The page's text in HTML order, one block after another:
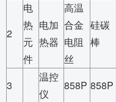
2
电
热
元
件
电加
热器
高温
合金
电阻
丝
硅碳
棒
3
温控
仪
858P 858P